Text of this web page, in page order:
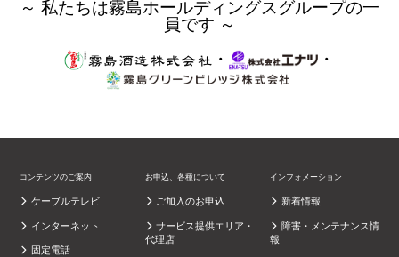
～ 私たちは霧島ホールディングスグループの一
員です ～
・
・
コンテンツのご案内
ケーブルテレビ
インターネット
固定電話
お申込、各種について
ご加入のお申込
サービス提供エリア・
代理店
インフォメーション
新着情報
障害・メンテナンス情
報